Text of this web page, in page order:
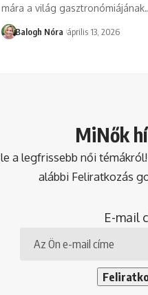
mára a világ gasztronómiájának
Balogh Nóra április 13, 2026
MiNők
a legfrissebb női
alábbi Feliratkozás
E-mail